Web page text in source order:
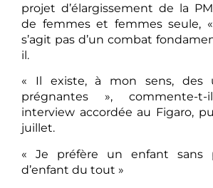
projet d’élargissement de la
de femmes et femmes seule,
s’agit pas d’un combat
il.
« Il existe, à mon sens, des
prégnantes », commente-
interview accordée au Figaro,
juillet.
« Je préfère un enfant sans
d’enfant du tout »